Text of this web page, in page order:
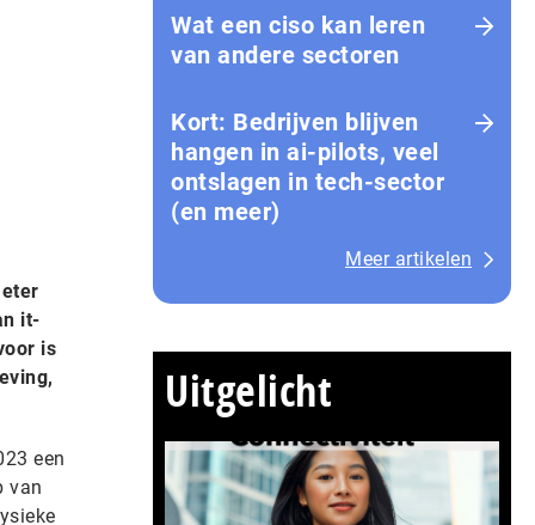
it-
is
een
van
Wat een ciso kan leren
van andere sectoren
Kort: Bedrijven blijven
hangen in ai-pilots, veel
ontslagen in tech-sector
(en meer)
Meer artikelen
Uitgelicht